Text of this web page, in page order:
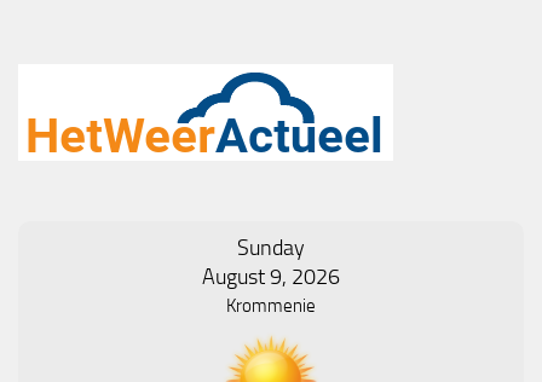
Sunday
August 9, 2026
Krommenie